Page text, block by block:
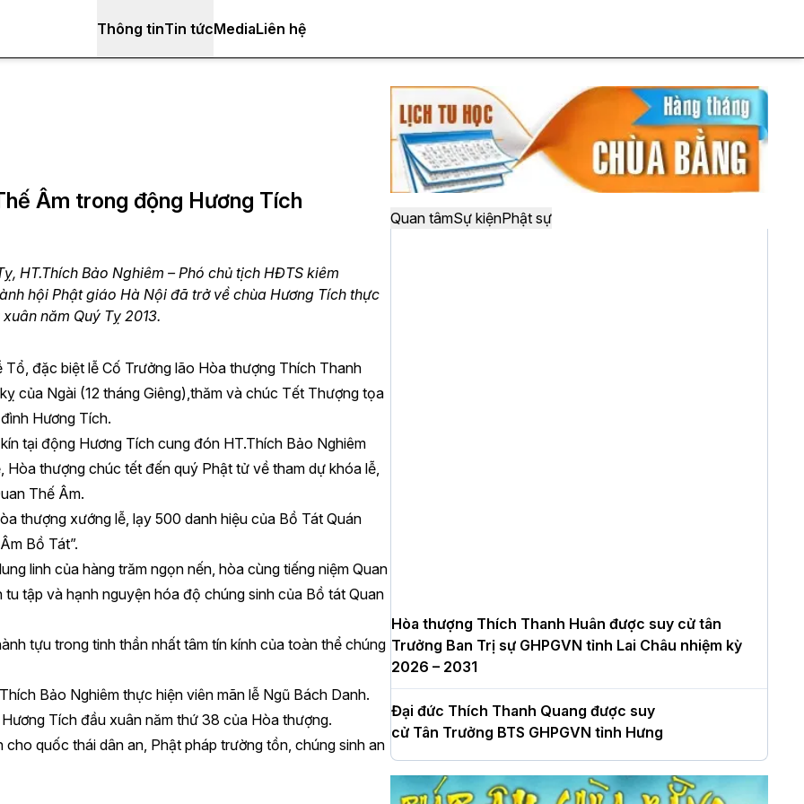
Thông tinTin tứcMediaLiên hệ
Âm trong động Hương Tích
HT.Thích Bảo Nghiêm – Phó chủ tịch HĐTS kiêm
hội Phật giáo Hà Nội đã trở về chùa Hương Tích thực
năm Quý Tỵ 2013.
đặc biệt lễ Cố Trưởng lão Hòa thượng Thích Thanh
của Ngài (12 tháng Giêng),thăm và chúc Tết Thượng tọa
Hương Tích.
tại động Hương Tích cung đón HT.Thích Bảo Nghiêm
thượng chúc tết đến quý Phật tử về tham dự khóa lễ,
Thế Âm.
thượng xướng lễ, lạy 500 danh hiệu của Bồ Tát Quán
Bồ Tát”.
linh của hàng trăm ngọn nến, hòa cùng tiếng niệm Quan
tập và hạnh nguyện hóa độ chúng sinh của Bồ tát Quan
tựu trong tinh thần nhất tâm tín kính của toàn thể chúng
Bảo Nghiêm thực hiện viên mãn lễ Ngũ Bách Danh.
Tích đầu xuân năm thứ 38 của Hòa thượng.
quốc thái dân an, Phật pháp trường tồn, chúng sinh an
Quan tâmSự kiệnPhật sự
Hòa thượng Thích Thanh Huân được suy cử tân
Trưởng Ban Trị sự GHPGVN tỉnh Lai Châu nhiệm kỳ
2026 – 2031
Đại đức Thích Thanh Quang được suy
cử Tân Trưởng BTS GHPGVN tỉnh Hưng
Yên nhiệm kỳ 2026 – 2031